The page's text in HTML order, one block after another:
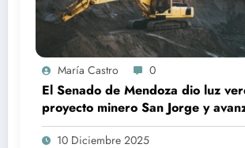
María Castro 0
El Senado de Mendoza dio luz
proyecto minero San Jorge y
su etapa final
10 Diciembre 2025